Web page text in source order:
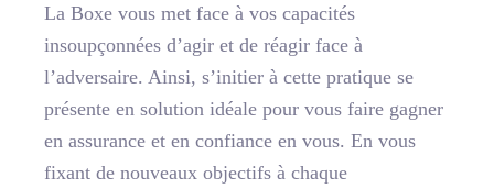
La Boxe vous met face à vos capacités
insoupçonnées d’agir et de réagir face à
l’adversaire. Ainsi, s’initier à cette pratique se
présente en solution idéale pour vous faire gagner
en assurance et en confiance en vous. En vous
fixant de nouveaux objectifs à chaque